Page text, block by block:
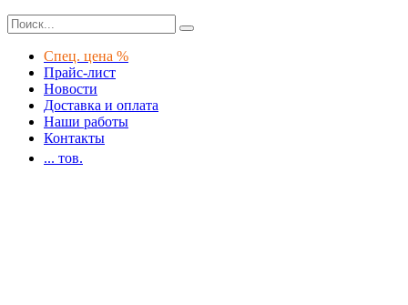
Спец. цена %
Прайс-лист
Новости
Доставка и оплата
Наши работы
Контакты
... тов.